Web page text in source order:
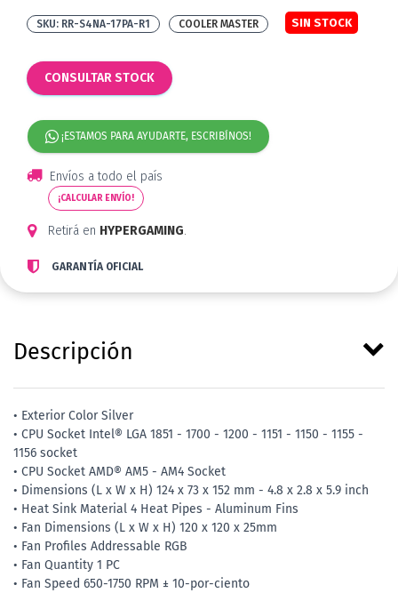
RR-S4NA-17PA-R1 SIN STOCK
COOLER MASTER
CONSULTAR STOCK
¡ESTAMOS PARA AYUDARTE, ESCRIBÍNOS!
Envíos a todo el país
¡CALCULAR ENVÍO!
Retirá en HYPERGAMING.
GARANTÍA OFICIAL
Descripción
• Exterior Color Silver
• CPU Socket Intel® LGA 1851 - 1700 - 1200 - 1151 - 1150 - 1155 -
1156 socket
• CPU Socket AMD® AM5 - AM4 Socket
• Dimensions (L x W x H) 124 x 73 x 152 mm - 4.8 x 2.8 x 5.9 inch
• Heat Sink Material 4 Heat Pipes - Aluminum Fins
• Fan Dimensions (L x W x H) 120 x 120 x 25mm
• Fan Profiles Addressable RGB
• Fan Quantity 1 PC
• Fan Speed 650-1750 RPM ± 10-por-ciento